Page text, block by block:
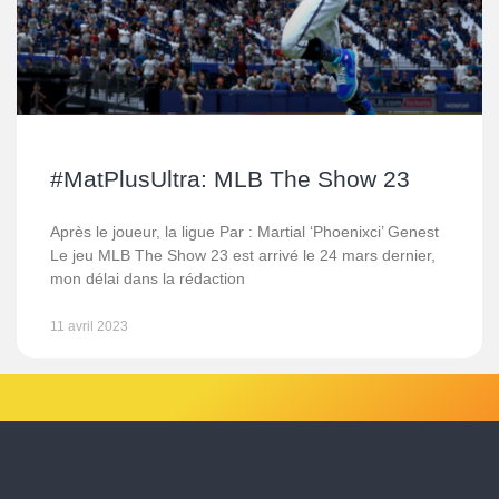
#MatPlusUltra: MLB The Show 23
Après le joueur, la ligue Par : Martial ‘Phoenixci’ Genest
Le jeu MLB The Show 23 est arrivé le 24 mars dernier,
mon délai dans la rédaction
11 avril 2023